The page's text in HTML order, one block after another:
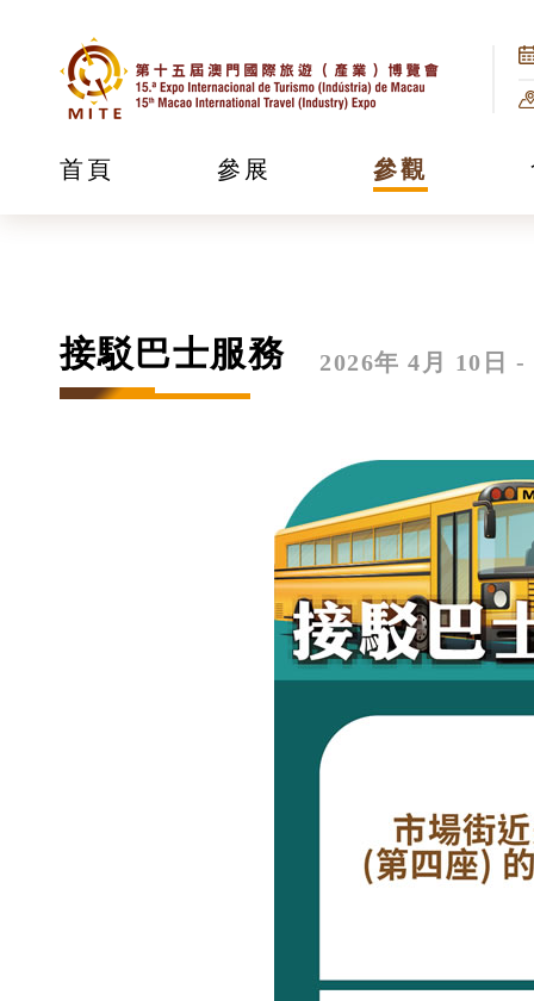
首頁 參展 參觀
接駁巴士服務 2026年 4月 10日 -